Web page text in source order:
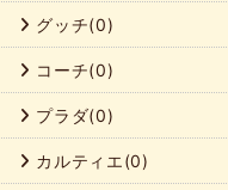
グッチ(0)
コーチ(0)
プラダ(0)
カルティエ(0)